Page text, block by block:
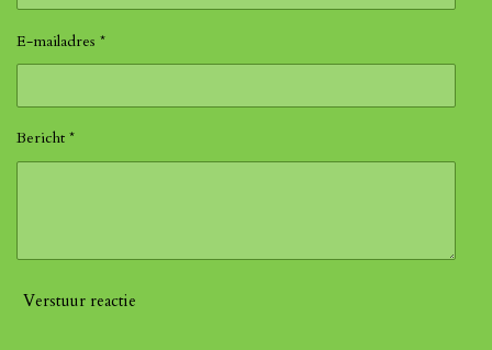
E-mailadres *
Bericht *
Verstuur reactie